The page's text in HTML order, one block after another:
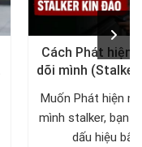
Cách Phát hiện
dõi mình
Muốn Phát hiện
mình stalker, bạn
dấu hiệu bất